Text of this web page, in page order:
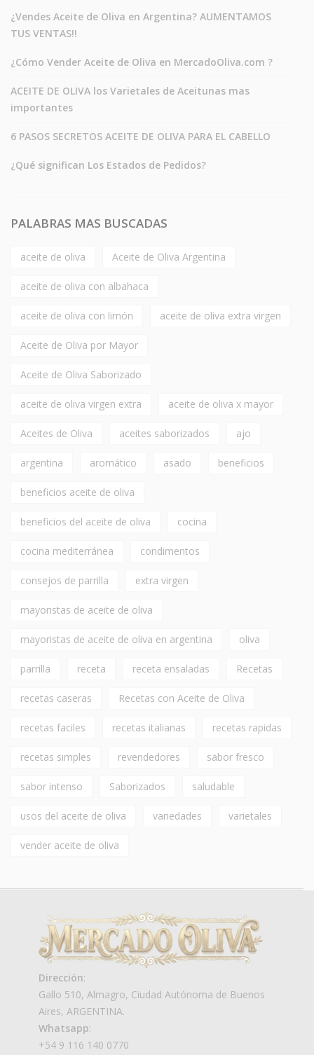
¿Vendes Aceite de Oliva en Argentina? AUMENTAMOS
TUS VENTAS!!
¿Cómo Vender Aceite de Oliva en MercadoOliva.com ?
ACEITE DE OLIVA los Varietales de Aceitunas mas
importantes
6 PASOS SECRETOS ACEITE DE OLIVA PARA EL CABELLO
¿Qué significan Los Estados de Pedidos?
PALABRAS MAS BUSCADAS
aceite de oliva Aceite de Oliva Argentina
aceite de oliva con albahaca
aceite de oliva con limón aceite de oliva extra virgen
Aceite de Oliva por Mayor
Aceite de Oliva Saborizado
aceite de oliva virgen extra aceite de oliva x mayor
Aceites de Oliva aceites saborizados ajo
argentina aromático asado beneficios
beneficios aceite de oliva
beneficios del aceite de oliva cocina
cocina mediterránea condimentos
consejos de parrilla extra virgen
mayoristas de aceite de oliva
mayoristas de aceite de oliva en argentina oliva
parrilla receta receta ensaladas Recetas
recetas caseras Recetas con Aceite de Oliva
recetas faciles recetas italianas recetas rapidas
recetas simples revendedores sabor fresco
sabor intenso Saborizados saludable
usos del aceite de oliva variedades varietales
vender aceite de oliva
Dirección:
Gallo 510, Almagro, Ciudad Autónoma de Buenos
Aires, ARGENTINA.
Whatsapp:
+54 9 116 140 0770